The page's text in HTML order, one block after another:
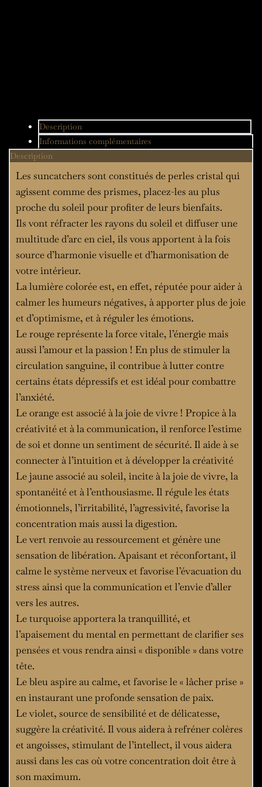
Description
Informations complémentaires
Description
Les suncatchers sont constitués de perles cristal qui
agissent comme des prismes, placez-les au plus
proche du soleil pour profiter de leurs bienfaits.
Ils vont réfracter les rayons du soleil et diffuser une
multitude d’arc en ciel, ils vous apportent à la fois
source d’harmonie visuelle et d’harmonisation de
votre intérieur.
La lumière colorée est, en effet, réputée pour aider à
calmer les humeurs négatives, à apporter plus de joie
et d’optimisme, et à réguler les émotions.
Le rouge représente la force vitale, l’énergie mais
aussi l’amour et la passion ! En plus de stimuler la
circulation sanguine, il contribue à lutter contre
certains états dépressifs et est idéal pour combattre
l’anxiété.
Le orange est associé à la joie de vivre ! Propice à la
créativité et à la communication, il renforce l’estime
de soi et donne un sentiment de sécurité. Il aide à se
connecter à l’intuition et à développer la créativité
Le jaune associé au soleil, incite à la joie de vivre, la
spontanéité et à l’enthousiasme. Il régule les états
émotionnels, l’irritabilité, l’agressivité, favorise la
concentration mais aussi la digestion.
Le vert renvoie au ressourcement et génère une
sensation de libération. Apaisant et réconfortant, il
calme le système nerveux et favorise l’évacuation du
stress ainsi que la communication et l’envie d’aller
vers les autres.
Le turquoise apportera la tranquillité, et
l’apaisement du mental en permettant de clarifier ses
pensées et vous rendra ainsi « disponible » dans votre
tête.
Le bleu aspire au calme, et favorise le « lâcher prise »
en instaurant une profonde sensation de paix.
Le violet, source de sensibilité et de délicatesse,
suggère la créativité. Il vous aidera à refréner colères
et angoisses, stimulant de l’intellect, il vous aidera
aussi dans les cas où votre concentration doit être à
son maximum.